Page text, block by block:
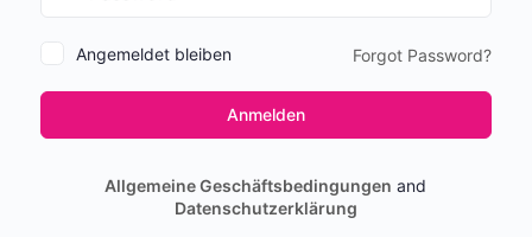
Angemeldet bleiben Forgot Password?
Allgemeine Geschäftsbedingungen and
Datenschutzerklärung